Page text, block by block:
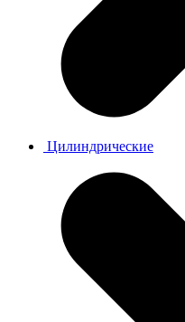
Цилиндрические